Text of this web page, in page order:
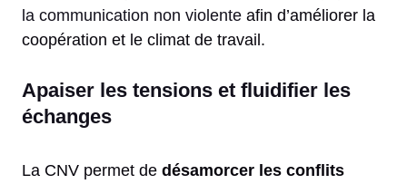
la communication non violente afin d’améliorer la
coopération et le climat de travail.
Apaiser les tensions et fluidifier les
échanges
La CNV permet de désamorcer les conflits